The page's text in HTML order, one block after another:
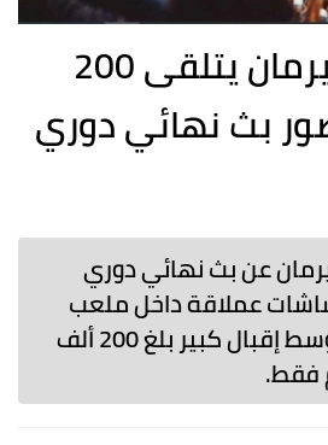
باريس سان جيرمان يتلقى 200
بث نهائي دوري
عن بث نهائي دوري
عملاقة داخل ملعب
“بارك دي برانس”، وسط إقبال كبير بلغ 200 ألف
فقط.